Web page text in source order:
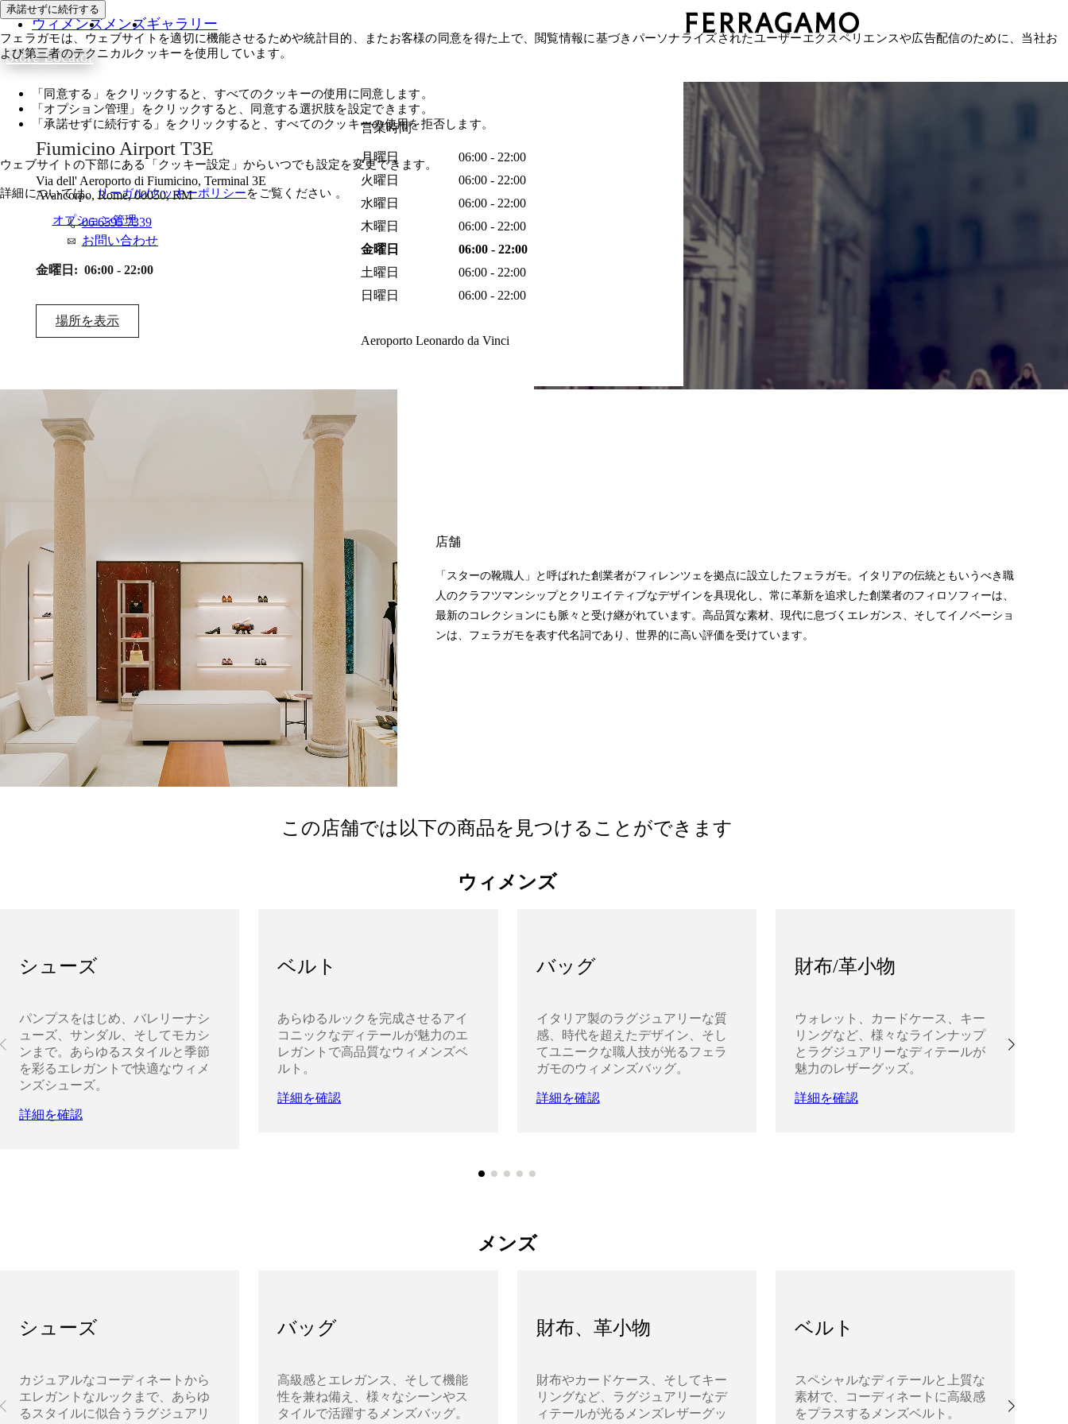
ウィメンズメンズギャラリー
Store Locator
Fiumicino Airport T3E
Via dell' Aeroporto di Fiumicino, Terminal 3E
Avancorpo, Rome, 00050, RM
06 6595 7339
お問い合わせ
金曜日: 06:00 - 22:00
場所を表示​
営業時間
月曜日
06:00 - 22:00
火曜日
06:00 - 22:00
水曜日
06:00 - 22:00
木曜日
06:00 - 22:00
金曜日
06:00 - 22:00
土曜日
06:00 - 22:00
日曜日
06:00 - 22:00
Aeroporto Leonardo da Vinci
店舗
「スターの靴職人」と呼ばれた創業者がフィレンツェを拠点に設立したフェラガモ。イタリアの伝統ともいうべき職
人のクラフツマンシップとクリエイティブなデザインを具現化し、常に革新を追求した創業者のフィロソフィーは、
最新のコレクションにも脈々と受け継がれています。高品質な素材、現代に息づくエレガンス、そしてイノベーショ
ンは、フェラガモを表す代名詞であり、世界的に高い評価を受けています。
この店舗では以下の商品を見つけることができます
ウィメンズ
シューズ
パンプスをはじめ、バレリーナシ
ューズ、サンダル、そしてモカシ
ンまで。あらゆるスタイルと季節
を彩るエレガントで快適なウィメ
ンズシューズ。
詳細を確認
ベルト
あらゆるルックを完成させるアイ
コニックなディテールが魅力のエ
レガントで高品質なウィメンズベ
ルト。
詳細を確認
バッグ
イタリア製のラグジュアリーな質
感、時代を超えたデザイン、そし
てユニークな職人技が光るフェラ
ガモのウィメンズバッグ。
詳細を確認
財布/革小物
ウォレット、カードケース、キー
リングなど、様々なラインナップ
とラグジュアリーなディテールが
魅力のレザーグッズ。
詳細を確認
メンズ
シューズ
カジュアルなコーディネートから
エレガントなルックまで、あらゆ
るスタイルに似合うラグジュアリ
バッグ
高級感とエレガンス、そして機能
性を兼ね備え、様々なシーンやス
タイルで活躍するメンズバッグ。
財布、革小物
財布やカードケース、そしてキー
リングなど、ラグジュアリーなデ
ィテールが光るメンズレザーグッ
ベルト
スペシャルなディテールと上質な
素材で、コーディネートに高級感
をプラスするメンズベルト。
承諾せずに続行する
フェラガモは、ウェブサイトを適切に機能させるためや統計目的、またお客様の同意を得た上で、閲覧情報に基づきパーソナライズされたユーザーエクスペリエンスや広告配信のために、当社お
よび第三者のテクニカルクッキーを使用しています。
「同意する」をクリックすると、すべてのクッキーの使用に同意します。
「オプション管理」をクリックすると、同意する選択肢を設定できます。
「承諾せずに続行する」をクリックすると、すべてのクッキーの使用を拒否します。
ウェブサイトの下部にある「クッキー設定」からいつでも設定を変更できます。
詳細については、 リーガル/クッキーポリシーをご覧ください 。
オプション管理